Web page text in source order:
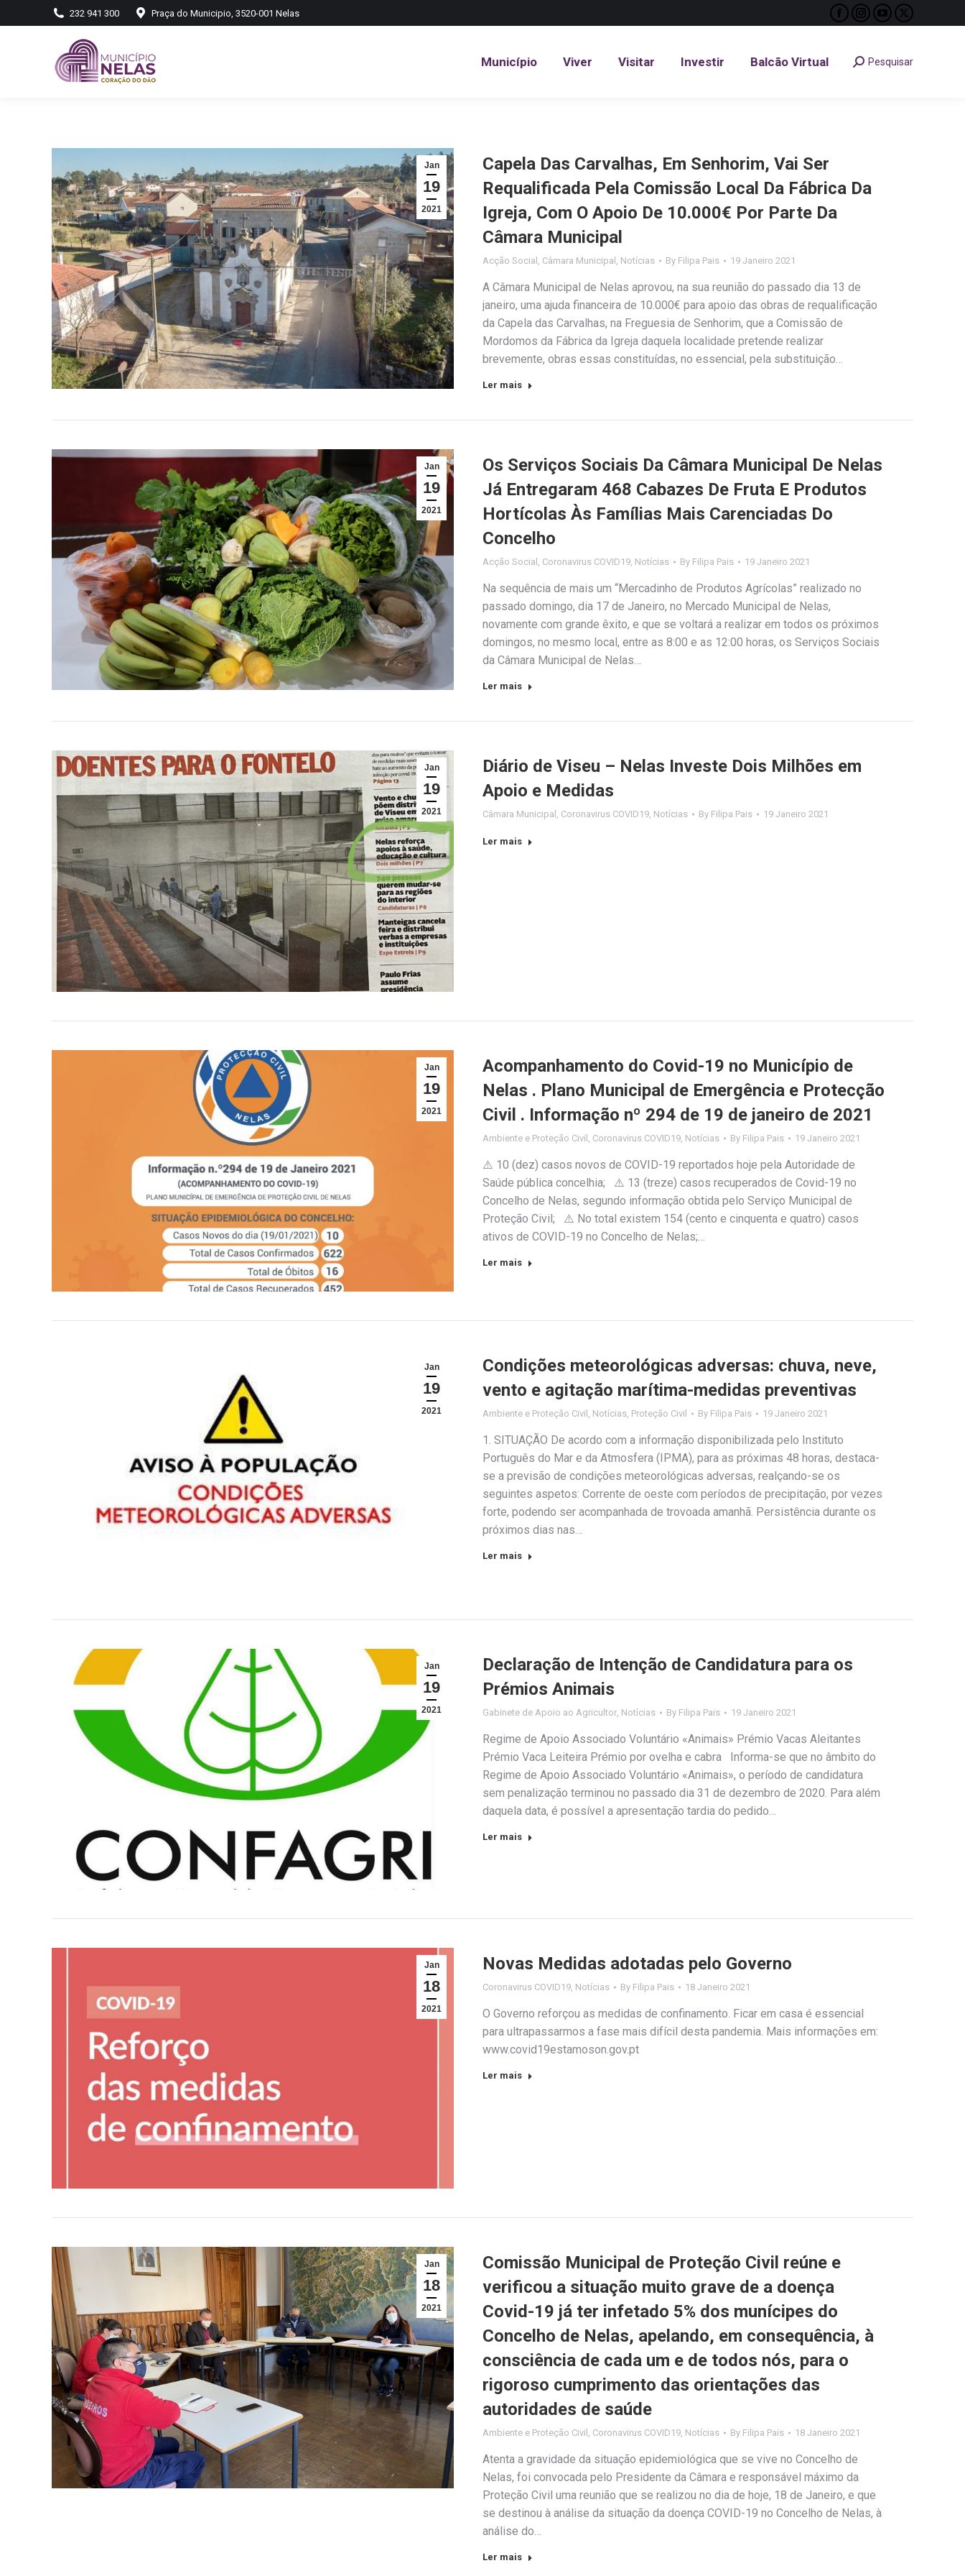
232 941 300 Praça do Municipio, 3520-001 Nelas
Facebook
opens
Instagram
opens
YouTube
opens
X
opens
Município Viver Visitar Investir Balcão Virtual Search:Pesquisar
Jan
19
2021
Capela Das Carvalhas, Em Senhorim, Vai Ser
Requalificada Pela Comissão Local Da Fábrica Da
Igreja, Com O Apoio De 10.000€ Por Parte Da
Câmara Municipal
Acção Social , Câmara Municipal , Notícias By Filipa Pais 19 Janeiro 2021
A Câmara Municipal de Nelas aprovou, na sua reunião do passado dia 13 de
janeiro, uma ajuda financeira de 10.000€ para apoio das obras de requalificação
da Capela das Carvalhas, na Freguesia de Senhorim, que a Comissão de
Mordomos da Fábrica da Igreja daquela localidade pretende realizar
brevemente, obras essas constituídas, no essencial, pela substituição…
Ler mais
Jan
19
2021
Os Serviços Sociais Da Câmara Municipal De Nelas
Já Entregaram 468 Cabazes De Fruta E Produtos
Hortícolas Às Famílias Mais Carenciadas Do
Concelho
Acção Social , Coronavirus COVID19, Notícias By Filipa Pais 19 Janeiro 2021
Na sequência de mais um “Mercadinho de Produtos Agrícolas” realizado no
passado domingo, dia 17 de Janeiro, no Mercado Municipal de Nelas,
novamente com grande êxito, e que se voltará a realizar em todos os próximos
domingos, no mesmo local, entre as 8:00 e as 12:00 horas, os Serviços Sociais
da Câmara Municipal de Nelas…
Ler mais
Jan
19
2021
Diário de Viseu – Nelas Investe Dois Milhões em
Apoio e Medidas
Câmara Municipal , Coronavirus COVID19, Notícias By Filipa Pais 19 Janeiro 2021
Ler mais
Jan
19
2021
Acompanhamento do Covid-19 no Município de
Nelas . Plano Municipal de Emergência e Protecção
Civil . Informação nº 294 de 19 de janeiro de 2021
Ambiente e Proteção Civil , Coronavirus COVID19, Notícias By Filipa Pais 19 Janeiro 2021
⚠️ 10 (dez) casos novos de COVID-19 reportados hoje pela Autoridade de
Saúde pública concelhia; ⚠️ 13 (treze) casos recuperados de Covid-19 no
Concelho de Nelas, segundo informação obtida pelo Serviço Municipal de
Proteção Civil; ⚠️ No total existem 154 (cento e cinquenta e quatro) casos
ativos de COVID-19 no Concelho de Nelas;…
Ler mais
Jan
19
2021
Condições meteorológicas adversas: chuva, neve,
vento e agitação marítima-medidas preventivas
Ambiente e Proteção Civil Notícias Proteção Civil By Filipa Pais 19 Janeiro 2021
1. SITUAÇÃO De acordo com a informação disponibilizada pelo Instituto
Português do Mar e da Atmosfera (IPMA), para as próximas 48 horas, destaca-
se a previsão de condições meteorológicas adversas, realçando-se os
seguintes aspetos: Corrente de oeste com períodos de precipitação, por vezes
forte, podendo ser acompanhada de trovoada amanhã. Persistência durante os
próximos dias nas…
Ler mais
Jan
19
2021
Declaração de Intenção de Candidatura para os
Prémios Animais
Gabinete de Apoio ao Agricultor Notícias By Filipa Pais 19 Janeiro 2021
Regime de Apoio Associado Voluntário «Animais» Prémio Vacas Aleitantes
Prémio Vaca Leiteira Prémio por ovelha e cabra Informa-se que no âmbito do
Regime de Apoio Associado Voluntário «Animais», o período de candidatura
sem penalização terminou no passado dia 31 de dezembro de 2020. Para além
daquela data, é possível a apresentação tardia do pedido…
Ler mais
Jan
18
2021
Novas Medidas adotadas pelo Governo
Coronavirus COVID19 Notícias By Filipa Pais 18 Janeiro 2021
O Governo reforçou as medidas de confinamento. Ficar em casa é essencial
para ultrapassarmos a fase mais difícil desta pandemia. Mais informações em:
www.covid19estamoson.gov.pt
Ler mais
Jan
18
2021
Comissão Municipal de Proteção Civil reúne e
verificou a situação muito grave de a doença
Covid-19 já ter infetado 5% dos munícipes do
Concelho de Nelas, apelando, em consequência, à
consciência de cada um e de todos nós, para o
rigoroso cumprimento das orientações das
autoridades de saúde
Ambiente e Proteção Civil , Coronavirus COVID19, Notícias By Filipa Pais 18 Janeiro 2021
Atenta a gravidade da situação epidemiológica que se vive no Concelho de
Nelas, foi convocada pelo Presidente da Câmara e responsável máximo da
Proteção Civil uma reunião que se realizou no dia de hoje, 18 de Janeiro, e que
se destinou à análise da situação da doença COVID-19 no Concelho de Nelas, à
análise do…
Ler mais
Município Viver Visitar Investir Balcão Virtual Search:
Pesquisar